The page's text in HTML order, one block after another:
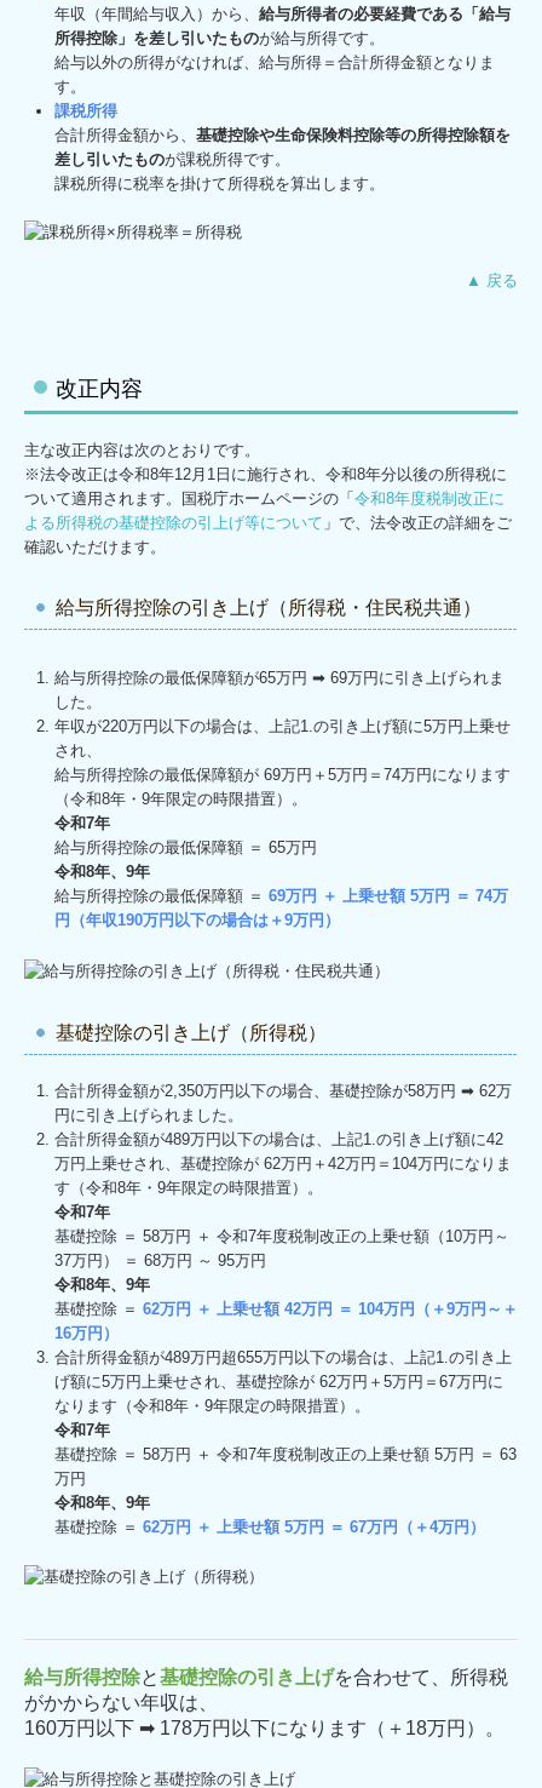
年収（年間給与収入）から、 給与所得者の必要経費である「給与
所得控除」を差し引いたものが給与所得です。
給与以外の所得がなければ、給与所得＝合計所得金額となりま
す。
課税所得
合計所得金額から、 基礎控除や生命保険料控除等の所得控除額を
差し引いたものが課税所得です。
課税所得に税率を掛けて所得税を算出します。
▲ 戻る
改正内容
主な改正内容は次のとおりです。
※法令改正は令和8年12月1日に施行され、令和8年分以後の所得税に
ついて適用されます。国税庁ホームページの「 令和8年度税制改正に
よる所得税の基礎控除の引上げ等について 」で、法令改正の詳細をご
確認いただけます。
給与所得控除の引き上げ（所得税・住民税共通）
給与所得控除の最低保障額が65万円 ➡ 69万円に引き上げられま
した。
年収が220万円以下の場合は、上記1.の引き上げ額に5万円上乗せ
され、
給与所得控除の最低保障額が 69万円＋5万円＝74万円になります
（令和8年・9年限定の時限措置）。
令和7年
給与所得控除の最低保障額 ＝ 65万円
令和8年、9年
給与所得控除の最低保障額 ＝ 69万円 ＋ 上乗せ額 5万円 ＝ 74万
円（年収190万円以下の場合は＋9万円）
基礎控除の引き上げ（所得税）
合計所得⾦額が2,350万円以下の場合、基礎控除が58万円 ➡ 62万
円に引き上げられました。
合計所得⾦額が489万円以下の場合は、上記1.の引き上げ額に42
万円上乗せされ、基礎控除が 62万円＋42万円＝104万円になりま
す（令和8年・9年限定の時限措置）。
令和7年
基礎控除 ＝ 58万円 ＋ 令和7年度税制改正の上乗せ額（10万円～
37万円） ＝ 68万円 ～ 95万円
令和8年、9年
基礎控除 ＝ 62万円 ＋ 上乗せ額 42万円 ＝ 104万円（＋9万円～＋
16万円）
合計所得⾦額が489万円超655万円以下の場合は、上記1.の引き上
げ額に5万円上乗せされ、基礎控除が 62万円＋5万円＝67万円に
なります（令和8年・9年限定の時限措置）。
令和7年
基礎控除 ＝ 58万円 ＋ 令和7年度税制改正の上乗せ額 5万円 ＝ 63
万円
令和8年、9年
基礎控除 ＝ 62万円 ＋ 上乗せ額 5万円 ＝ 67万円（＋4万円）
給与所得控除と基礎控除の引き上げを合わせて、所得税
がかからない年収は、
160万円以下 ➡ 178万円以下になります（＋18万円）。